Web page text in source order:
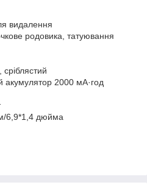
видалення
родовика, татуювання
акумулятор 2000 мА·год
6,9*1,4 дюйма